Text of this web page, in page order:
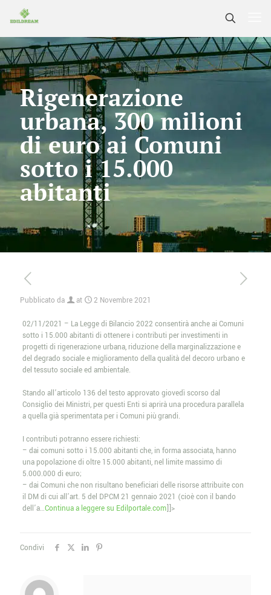
Rigenerazione
urbana, 300 milioni
di euro ai Comuni
sotto i 15.000
abitanti
Pubblicato da at 2 Novembre 2021
02/11/2021 – La Legge di Bilancio 2022 consentirà anche ai Comuni
sotto i 15.000 abitanti di ottenere i contributi per investimenti in
progetti di rigenerazione urbana, riduzione della marginalizzazione e
del degrado sociale e miglioramento della qualità del decoro urbano e
del tessuto sociale ed ambientale.
Stando all’articolo 136 del testo approvato giovedì scorso dal
Consiglio dei Ministri, per questi Enti si aprirà una procedura parallela
a quella già sperimentata per i Comuni più grandi.
I contributi potranno essere richiesti:
– dai comuni sotto i 15.000 abitanti che, in forma associata, hanno
una popolazione di oltre 15.000 abitanti, nel limite massimo di
5.000.000 di euro;
– dai Comuni che non risultano beneficiari delle risorse attribuite con
il DM di cui all’art. 5 del DPCM 21 gennaio 2021 (cioè con il bando
dell’a…Continua a leggere su Edilportale.com]]>
Condivi